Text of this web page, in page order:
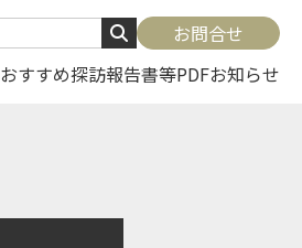
お問合せ
おすすめ探訪報告書等PDFお知らせ